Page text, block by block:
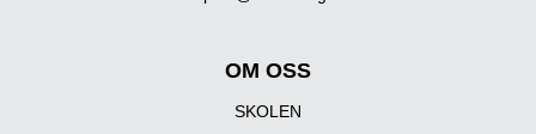
OM OSS
SKOLEN